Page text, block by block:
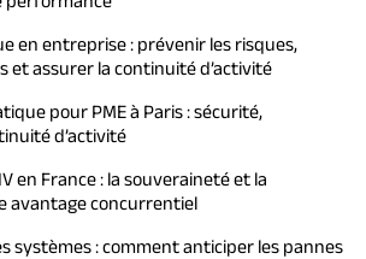
en entreprise : prévenir les risques,
et assurer la continuité d’activité
pour PME à Paris : sécurité,
d’activité
en France : la souveraineté et la
avantage concurrentiel
systèmes : comment anticiper les pannes